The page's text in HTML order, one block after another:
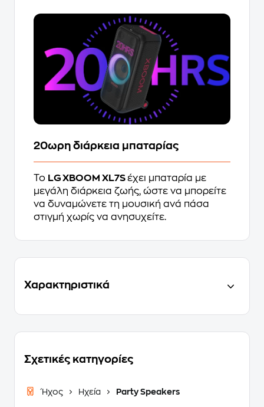
20ωρη διάρκεια μπαταρίας
Το LG XBOOM XL7Sέχει μπαταρία με
μεγάλη διάρκεια ζωής, ώστε να μπορείτε
να δυναμώνετε τη μουσική ανά πάσα
στιγμή χωρίς να ανησυχείτε.
Χαρακτηριστικά
Σχετικές κατηγορίες
Ήχος Ηχεία Party Speakers